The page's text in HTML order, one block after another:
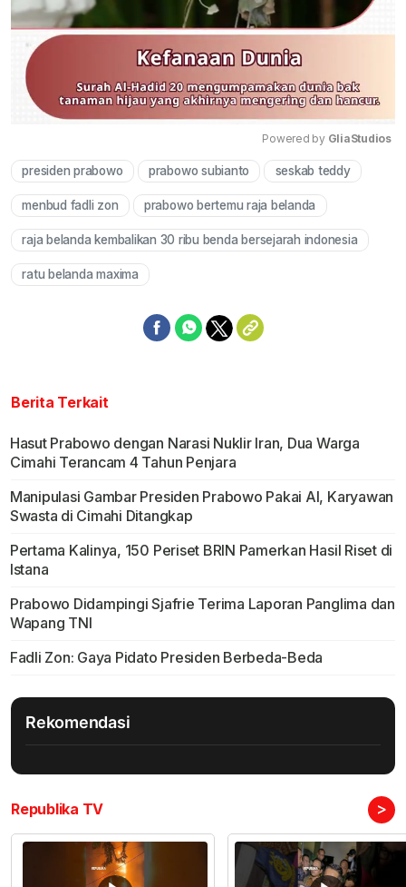
Mute
Powered by GliaStudios
presiden prabowo prabowo subianto seskab teddy
menbud fadli zon prabowo bertemu raja belanda
raja belanda kembalikan 30 ribu benda bersejarah indonesia
ratu belanda maxima
Berita Terkait
Hasut Prabowo dengan Narasi Nuklir Iran, Dua Warga
Cimahi Terancam 4 Tahun Penjara
Manipulasi Gambar Presiden Prabowo Pakai AI, Karyawan
Swasta di Cimahi Ditangkap
Pertama Kalinya, 150 Periset BRIN Pamerkan Hasil Riset di
Istana
Prabowo Didampingi Sjafrie Terima Laporan Panglima dan
Wapang TNI
Fadli Zon: Gaya Pidato Presiden Berbeda-Beda
Rekomendasi
Republika TV >